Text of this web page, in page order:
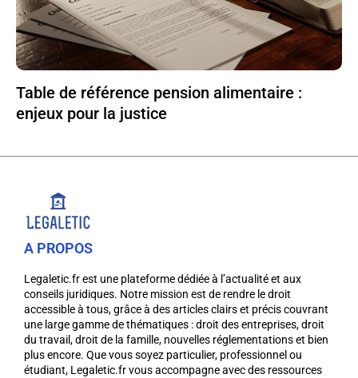
Table de référence pension alimentaire :
enjeux pour la justice
A PROPOS
Legaletic.fr est une plateforme dédiée à l’actualité et aux
conseils juridiques. Notre mission est de rendre le droit
accessible à tous, grâce à des articles clairs et précis couvrant
une large gamme de thématiques : droit des entreprises, droit
du travail, droit de la famille, nouvelles réglementations et bien
plus encore. Que vous soyez particulier, professionnel ou
étudiant, Legaletic.fr vous accompagne avec des ressources